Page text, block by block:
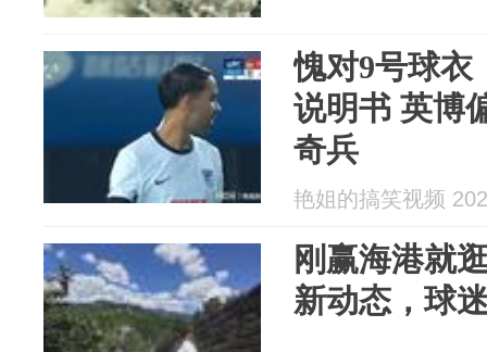
愧对9号球衣
说明书 英博
奇兵
艳姐的搞笑视频
刚赢海港就
新动态，球